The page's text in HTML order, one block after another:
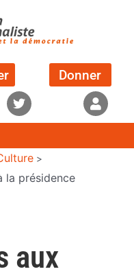
Donner
>
la présidence
aux